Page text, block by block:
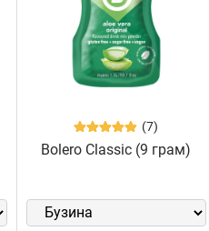
(7)
Bolero Classic (9 грам)